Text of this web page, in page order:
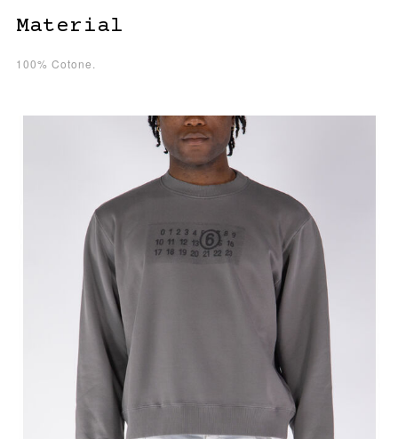
Material
100% Cotone.